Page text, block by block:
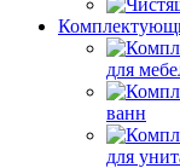
для
ванн
для